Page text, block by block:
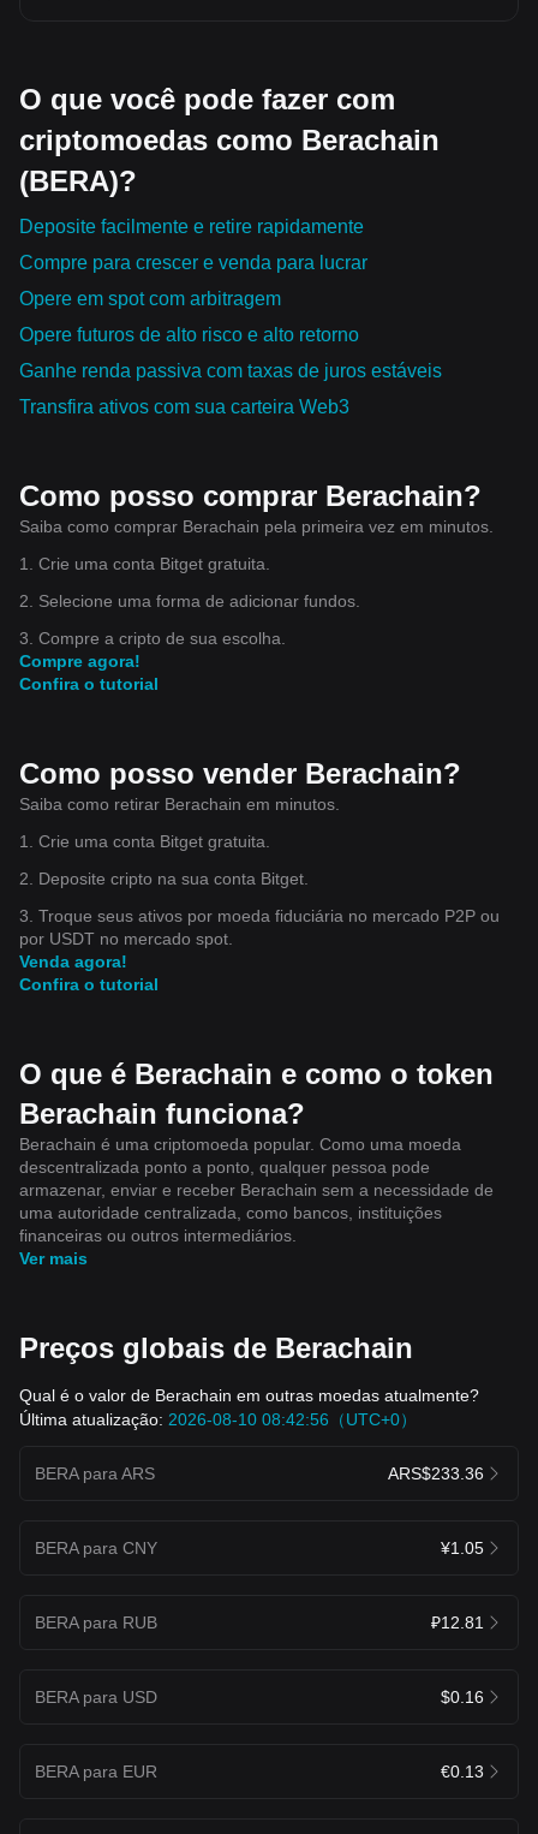
O que você pode fazer com
criptomoedas como Berachain
(BERA)?
Deposite facilmente e retire rapidamente
Compre para crescer e venda para lucrar
Opere em spot com arbitragem
Opere futuros de alto risco e alto retorno
Ganhe renda passiva com taxas de juros estáveis
Transfira ativos com sua carteira Web3
Como posso comprar Berachain?
Saiba como comprar Berachain pela primeira vez em minutos.
1. Crie uma conta Bitget gratuita.
2. Selecione uma forma de adicionar fundos.
3. Compre a cripto de sua escolha.
Compre agora!
Confira o tutorial
Como posso vender Berachain?
Saiba como retirar Berachain em minutos.
1. Crie uma conta Bitget gratuita.
2. Deposite cripto na sua conta Bitget.
3. Troque seus ativos por moeda fiduciária no mercado P2P ou
por USDT no mercado spot.
Venda agora!
Confira o tutorial
O que é Berachain e como o token
Berachain funciona?
Berachain é uma criptomoeda popular. Como uma moeda
descentralizada ponto a ponto, qualquer pessoa pode
armazenar, enviar e receber Berachain sem a necessidade de
uma autoridade centralizada, como bancos, instituições
financeiras ou outros intermediários.
Ver mais
Preços globais de Berachain
Qual é o valor de Berachain em outras moedas atualmente?
Última atualização: 2026-08-10 08:42:56（UTC+0）
BERA para ARS ARS$233.36
BERA para CNY ¥1.05
BERA para RUB ₽12.81
BERA para USD $0.16
BERA para EUR €0.13